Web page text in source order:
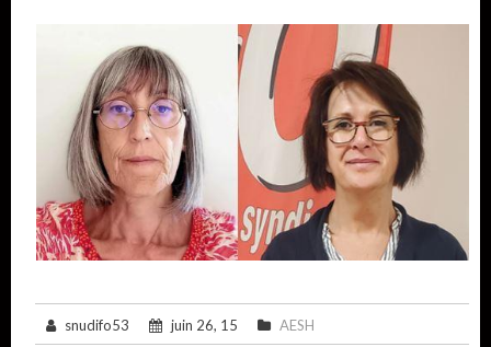
snudifo53 juin 26, 15 AESH